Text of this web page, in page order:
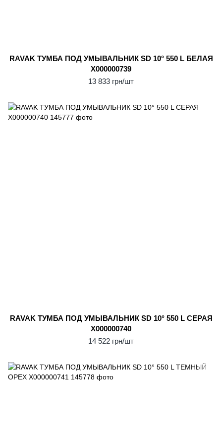
RAVAK ТУМБА ПОД УМЫВАЛЬНИК SD 10° 550 L БЕЛАЯ
X000000739
13 833 грн/шт
RAVAK ТУМБА ПОД УМЫВАЛЬНИК SD 10° 550 L СЕРАЯ
X000000740
14 522 грн/шт